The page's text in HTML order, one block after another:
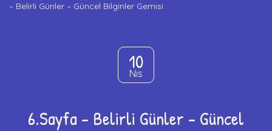
– Belirli Günler – Güncel Bilginler Gemisi
10
Nis
6.Sayfa – Belirli Günler – Güncel